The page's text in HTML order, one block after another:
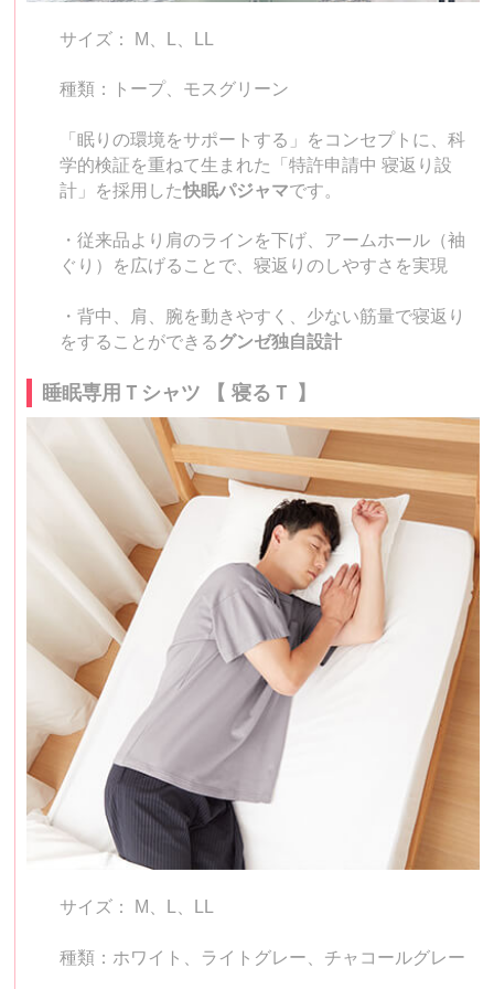
サイズ： M、L、LL
種類：トープ、モスグリーン
「眠りの環境をサポートする」をコンセプトに、科
学的検証を重ねて生まれた「特許申請中 寝返り設
計」を採用した快眠パジャマです。
・従来品より肩のラインを下げ、アームホール（袖
ぐり）を広げることで、寝返りのしやすさを実現
・背中、肩、腕を動きやすく、少ない筋量で寝返り
をすることができるグンゼ独自設計
睡眠専用Ｔシャツ 【 寝るＴ 】
サイズ： M、L、LL
種類：ホワイト、ライトグレー、チャコールグレー